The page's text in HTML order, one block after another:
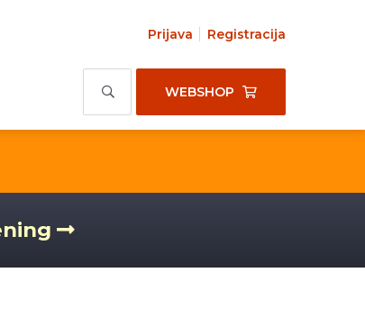
Prijava Registracija
WEBSHOP